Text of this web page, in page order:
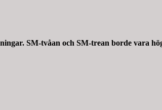
SM-tvåan och SM-trean borde vara